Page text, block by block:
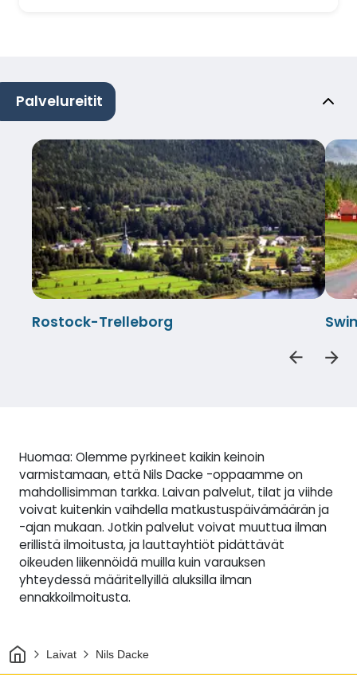
Palvelureitit
Rostock-Trelleborg
Huomaa: Olemme pyrkineet kaikin keinoin
varmistamaan, että Nils Dacke -oppaamme on
mahdollisimman tarkka. Laivan palvelut, tilat ja viihde
voivat kuitenkin vaihdella matkustuspäivämäärän ja
-ajan mukaan. Jotkin palvelut voivat muuttua ilman
erillistä ilmoitusta, ja lauttayhtiöt pidättävät
oikeuden liikennöidä muilla kuin varauksen
yhteydessä määritellyillä aluksilla ilman
ennakkoilmoitusta.
Kotiin Laivat Nils Dacke